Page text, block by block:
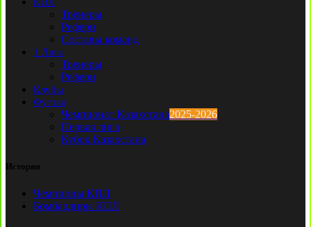
Тренеры
Рефери
Составы команд
1 Лига
Тренеры
Рефери
Клубы
Футзал
Чемпионат Казахстана2025-2026
Первая лига
Кубок Казахстана
История
Чемпионы КПЛ
Бомбардиры КПЛ